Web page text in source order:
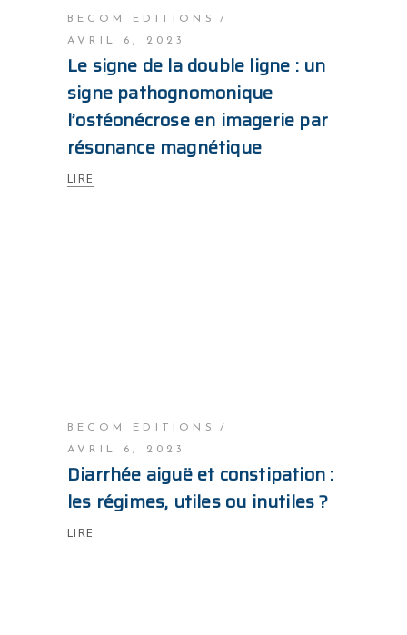
BECOM EDITIONS
AVRIL 6, 2023
Le signe de la double ligne : un
signe pathognomonique
l’ostéonécrose en imagerie par
résonance magnétique
LIRE
BECOM EDITIONS
AVRIL 6, 2023
Diarrhée aiguë et constipation :
les régimes, utiles ou inutiles ?
LIRE